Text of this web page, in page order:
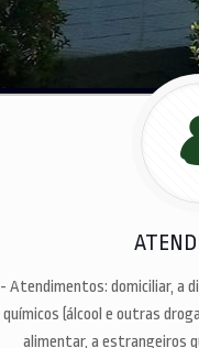
- Atendimentos: domiciliar, a
químicos (álcool e outras
alimentar, a estrangeiros